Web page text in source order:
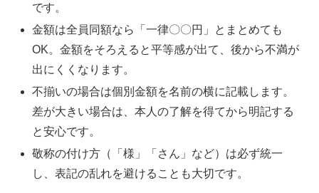
です。
金額は全員同額なら「一律〇〇円」とまとめても
OK。金額をそろえると平等感が出て、後から不満が
出にくくなります。
不揃いの場合は個別金額を名前の横に記載します。
差が大きい場合は、本人の了解を得てから明記する
と安心です。
敬称の付け方（「様」「さん」など）は必ず統一
し、表記の乱れを避けることも大切です。